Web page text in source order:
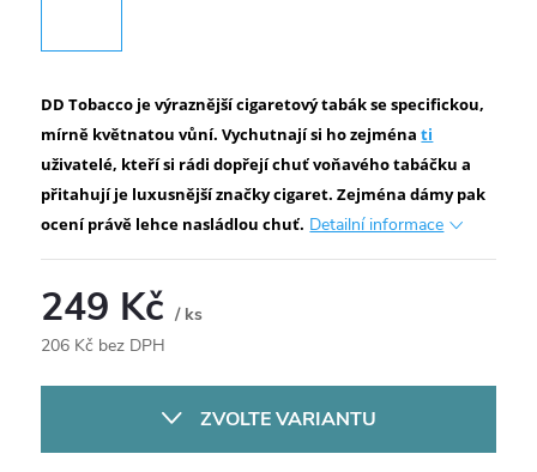
DD Tobacco je výraznější cigaretový tabák se specifickou,
mírně květnatou vůní. Vychutnají si ho zejménati
uživatelé, kteří si rádi dopřejí chuť voňavého tabáčku a
přitahují je luxusnější značky cigaret. Zejména dámy pak
ocení právě lehce nasládlou chuť. Detailní informace
249 Kč/ ks
206 Kč bez DPH
ZVOLTE VARIANTU